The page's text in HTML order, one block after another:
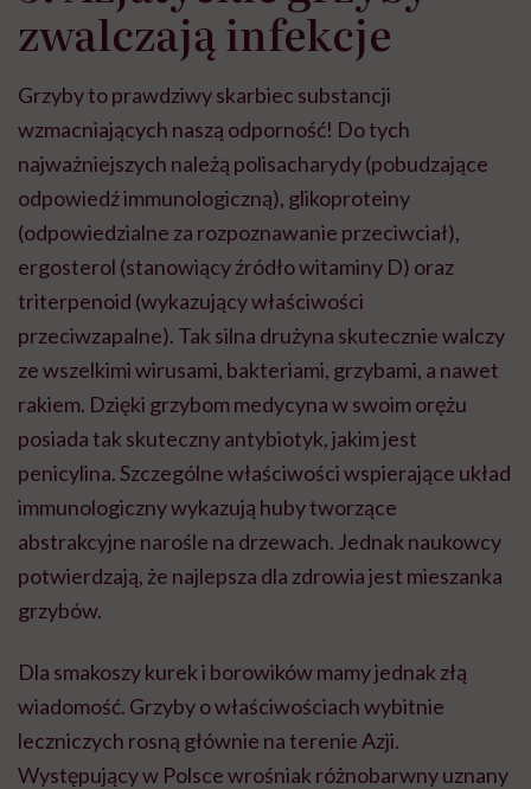
zwalczają infekcje
Grzyby to prawdziwy skarbiec substancji
wzmacniających naszą odporność! Do tych
najważniejszych należą polisacharydy (pobudzające
odpowiedź immunologiczną), glikoproteiny
(odpowiedzialne za rozpoznawanie przeciwciał),
ergosterol (stanowiący źródło witaminy D) oraz
triterpenoid (wykazujący właściwości
przeciwzapalne). Tak silna drużyna skutecznie walczy
ze wszelkimi wirusami, bakteriami, grzybami, a nawet
rakiem. Dzięki grzybom medycyna w swoim orężu
posiada tak skuteczny antybiotyk, jakim jest
penicylina. Szczególne właściwości wspierające układ
immunologiczny wykazują huby tworzące
abstrakcyjne narośle na drzewach. Jednak naukowcy
potwierdzają, że najlepsza dla zdrowia jest mieszanka
grzybów.
Dla smakoszy kurek i borowików mamy jednak złą
wiadomość. Grzyby o właściwościach wybitnie
leczniczych rosną głównie na terenie Azji.
Występujący w Polsce wrośniak różnobarwny uznany